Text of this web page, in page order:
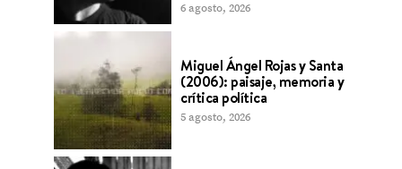
6 agosto, 2026
Miguel Ángel Rojas y Santa
(2006): paisaje, memoria y
crítica política
5 agosto, 2026